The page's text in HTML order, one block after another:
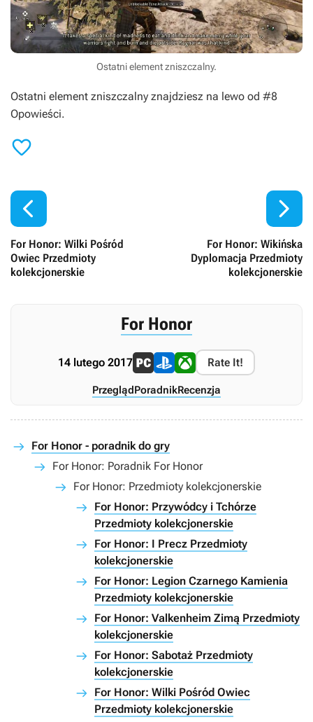
Ostatni element zniszczalny.
Ostatni element zniszczalny znajdziesz na lewo od #8
Opowieści.


For Honor: Wilki Pośród
Owiec Przedmioty
kolekcjonerskie
For Honor: Wikińska
Dyplomacja Przedmioty
kolekcjonerskie

For Honor
14 lutego 2017 Rate It!
Przegląd PoradnikRecenzja
For Honor - poradnik do gry
For Honor: Poradnik For Honor
For Honor: Przedmioty kolekcjonerskie
For Honor: Przywódcy i Tchórze
Przedmioty kolekcjonerskie
For Honor: I Precz Przedmioty
kolekcjonerskie
For Honor: Legion Czarnego Kamienia
Przedmioty kolekcjonerskie
For Honor: Valkenheim Zimą Przedmioty
kolekcjonerskie
For Honor: Sabotaż Przedmioty
kolekcjonerskie
For Honor: Wilki Pośród Owiec
Przedmioty kolekcjonerskie